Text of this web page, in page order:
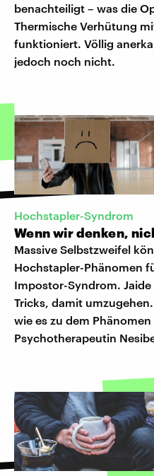
benachteiligt – was die
Thermische Verhütung
funktioniert. Völlig
jedoch noch nicht.
Hochstapler-Syndrom
Wenn wir denken,
Massive Selbstzweifel
Hochstapler-Phänomen
Impostor-Syndrom.
Tricks, damit
wie es zu dem
Psychotherapeutin